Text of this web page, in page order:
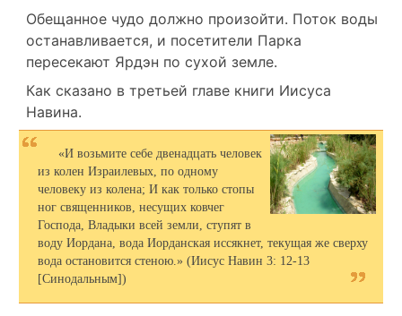
Обещанное чудо должно произойти. Поток воды
останавливается, и посетители Парка
пересекают Ярдэн по сухой земле.
Как сказано в третьей главе книги Иисуса
Навина.
«И возьмите себе двенадцать человек
из колен Израилевых, по одному
человеку из колена; И как только стопы
ног священников, несущих ковчег
Господа, Владыки всей земли, ступят в
воду Иордана, вода Иорданская иссякнет, текущая же сверху
вода остановится стеною.» (Иисус Навин 3: 12-13
[Синодальным])